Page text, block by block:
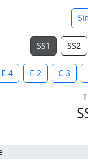
SS1 SS2
E-4 E-2 C-3